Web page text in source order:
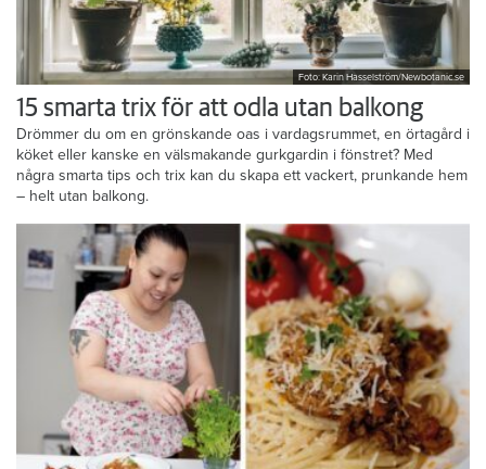
Foto: Karin Hasselström/Newbotanic.se
15 smarta trix för att odla utan balkong
Drömmer du om en grönskande oas i vardagsrummet, en örtagård i
köket eller kanske en välsmakande gurkgardin i fönstret? Med
några smarta tips och trix kan du skapa ett vackert, prunkande hem
– helt utan balkong.